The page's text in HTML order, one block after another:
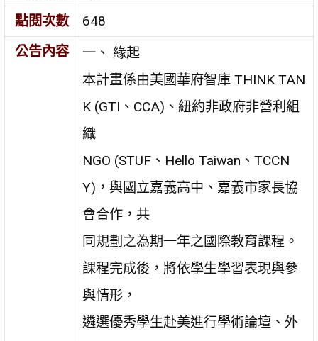
點閱次數
648
公告內容
一、 緣起
本計畫係由美國華府智庫 THINK TAN
K (GTI、CCA)、紐約非政府非營利組
織
NGO (STUF、Hello Taiwan、TCCN
Y)，與國立嘉義高中、嘉義市家長協
會合作，共
同規劃之為期一年之國際教育課程。
課程完成後，將依學生學習表現與參
與情形，
遴選優秀學生赴美進行學術論壇、外